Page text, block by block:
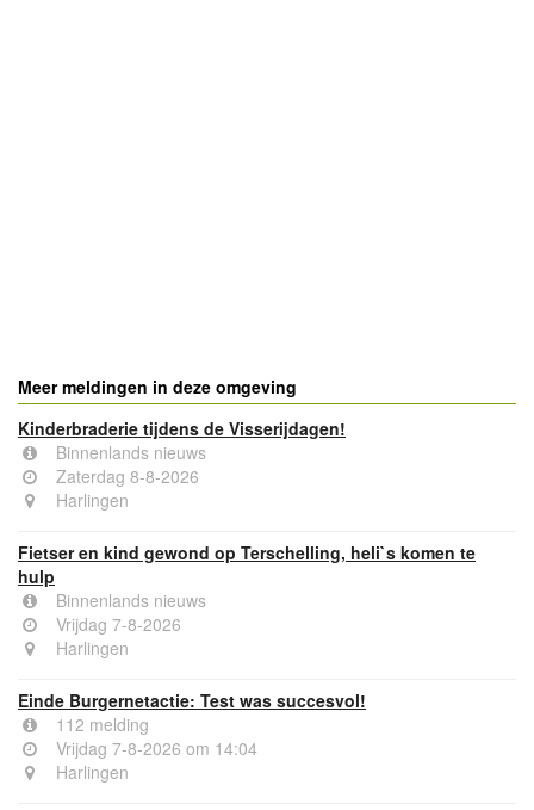
Meer meldingen in deze omgeving
Kinderbraderie tijdens de Visserijdagen!
Binnenlands nieuws
Zaterdag 8-8-2026
Harlingen
Fietser en kind gewond op Terschelling, heli`s komen te
hulp
Binnenlands nieuws
Vrijdag 7-8-2026
Harlingen
Einde Burgernetactie: Test was succesvol!
112 melding
Vrijdag 7-8-2026 om 14:04
Harlingen